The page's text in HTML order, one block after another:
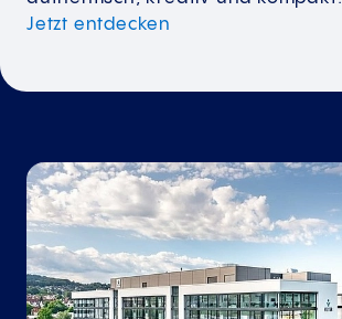
Jetzt entdecken